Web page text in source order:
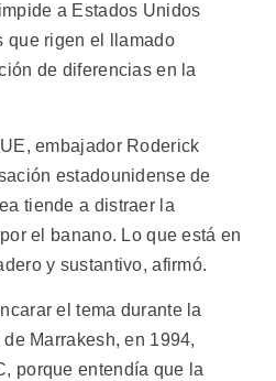
a Estados Unidos
que rigen el llamado
de diferencias en la
embajador Roderick
estadounidense de
tiende a distraer la
el banano. Lo que está en
y sustantivo, afirmó.
el tema durante la
Marrakesh, en 1994,
porque entendía que la